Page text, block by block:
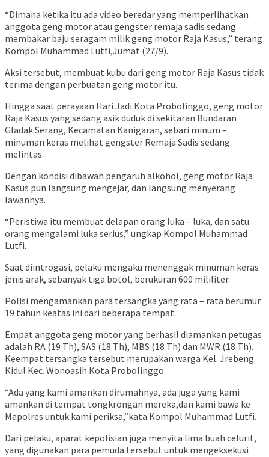
“Dimana ketika itu ada video beredar yang memperlihatkan
anggota geng motor atau gengster remaja sadis sedang
membakar baju seragam milik geng motor Raja Kasus,” terang
Kompol Muhammad Lutfi,Jumat (27/9).
Aksi tersebut, membuat kubu dari geng motor Raja Kasus tidak
terima dengan perbuatan geng motor itu.
Hingga saat perayaan Hari Jadi Kota Probolinggo, geng motor
Raja Kasus yang sedang asik duduk di sekitaran Bundaran
Gladak Serang, Kecamatan Kanigaran, sebari minum –
minuman keras melihat gengster Remaja Sadis sedang
melintas.
Dengan kondisi dibawah pengaruh alkohol, geng motor Raja
Kasus pun langsung mengejar, dan langsung menyerang
lawannya.
“Peristiwa itu membuat delapan orang luka – luka, dan satu
orang mengalami luka serius,” ungkap Kompol Muhammad
Lutfi.
Saat diintrogasi, pelaku mengaku menenggak minuman keras
jenis arak, sebanyak tiga botol, berukuran 600 mililiter.
Polisi mengamankan para tersangka yang rata – rata berumur
19 tahun keatas ini dari beberapa tempat.
Empat anggota geng motor yang berhasil diamankan petugas
adalah RA (19 Th), SAS (18 Th), MBS (18 Th) dan MWR (18 Th).
Keempat tersangka tersebut merupakan warga Kel. Jrebeng
Kidul Kec. Wonoasih Kota Probolinggo
“Ada yang kami amankan dirumahnya, ada juga yang kami
amankan di tempat tongkrongan mereka,dan kami bawa ke
Mapolres untuk kami periksa,”kata Kompol Muhammad Lutfi.
Dari pelaku, aparat kepolisian juga menyita lima buah celurit,
yang digunakan para pemuda tersebut untuk mengeksekusi